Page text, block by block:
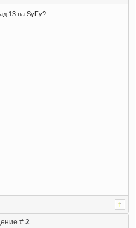
13 на SyFy?
# 2